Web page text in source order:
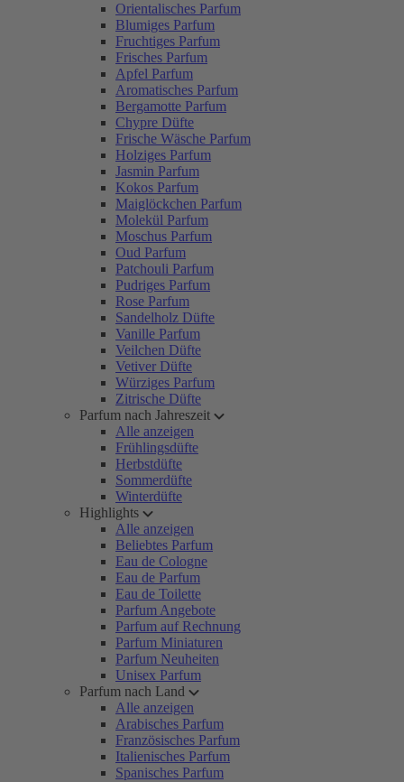
Orientalisches Parfum
Blumiges Parfum
Fruchtiges Parfum
Frisches Parfum
Apfel Parfum
Aromatisches Parfum
Bergamotte Parfum
Chypre Düfte
Frische Wäsche Parfum
Holziges Parfum
Jasmin Parfum
Kokos Parfum
Maiglöckchen Parfum
Molekül Parfum
Moschus Parfum
Oud Parfum
Patchouli Parfum
Pudriges Parfum
Rose Parfum
Sandelholz Düfte
Vanille Parfum
Veilchen Düfte
Vetiver Düfte
Würziges Parfum
Zitrische Düfte
Parfum nach Jahreszeit
Alle anzeigen
Frühlingsdüfte
Herbstdüfte
Sommerdüfte
Winterdüfte
Highlights
Alle anzeigen
Beliebtes Parfum
Eau de Cologne
Eau de Parfum
Eau de Toilette
Parfum Angebote
Parfum auf Rechnung
Parfum Miniaturen
Parfum Neuheiten
Unisex Parfum
Parfum nach Land
Alle anzeigen
Arabisches Parfum
Französisches Parfum
Italienisches Parfum
Spanisches Parfum